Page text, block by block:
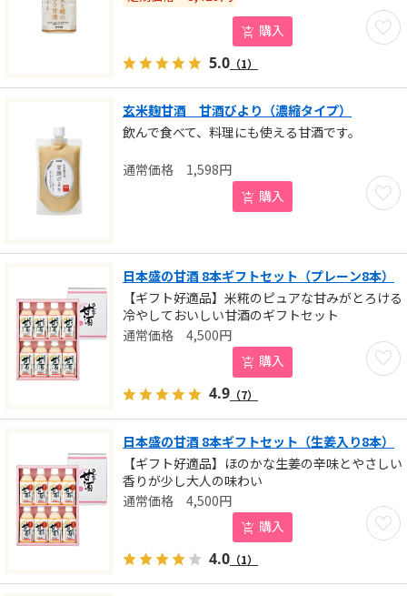
お気
購入
5.0 （1）
玄米麹甘酒 甘酒びより（濃縮タイプ）
飲んで食べて、料理にも使える甘酒です。
お気
1,598円
購入
日本盛の甘酒 8本ギフトセット（プレーン8本）
【ギフト好適品】米糀のピュアな甘みがとろける
冷やしておいしい甘酒のギフトセット
お気
4,500円
購入
4.9 （7）
日本盛の甘酒 8本ギフトセット（生姜入り8本）
【ギフト好適品】ほのかな生姜の辛味とやさしい
香りが少し大人の味わい
お気
4,500円
購入
4.0 （1）